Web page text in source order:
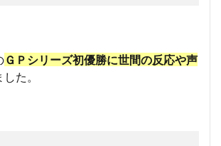
ＧＰシリーズ初優勝に世間の反応や声
した。